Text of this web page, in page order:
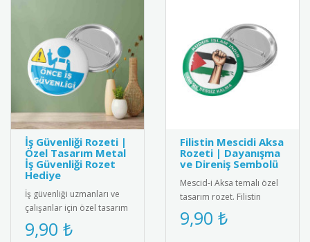
İş Güvenliği Rozeti |
Özel Tasarım Metal
İş Güvenliği Rozet
Hediye
İş güvenliği uzmanları ve
çalışanlar için özel tasarım
metal iş güvenliği rozeti.
Yüksek kaliteli me..
9,90 ₺
Filistin Mescidi Aksa
Rozeti | Dayanışma
ve Direniş Sembolü
Mescid-i Aksa temalı özel
tasarım rozet. Filistin
dayanışmasını simgeleyen
şık ve anlamlı bir aksesu..
9,90 ₺